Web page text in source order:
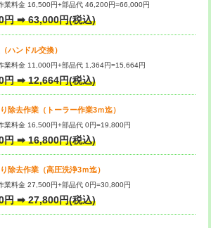
水処理・清掃・修
工など（重作業）
33,000円
着 33,000円
8,800円～
）
業料金 16,500円+部品代 46,200円=66,000円
円 ➡ 63,000円(税込)
ハンドル交換）
業料金 11,000円+部品代 1,364円=15,664円
円 ➡ 12,664円(税込)
除去作業（トーラー作業3ｍ迄）
業料金 16,500円+部品代 0円=19,800円
円 ➡ 16,800円(税込)
除去作業（高圧洗浄3ｍ迄）
業料金 27,500円+部品代 0円=30,800円
円 ➡ 27,800円(税込)